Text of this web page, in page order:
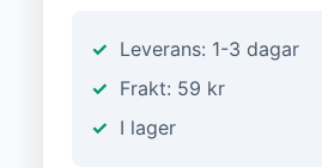
Leverans: 1-3 dagar
Frakt: 59 kr
I lager